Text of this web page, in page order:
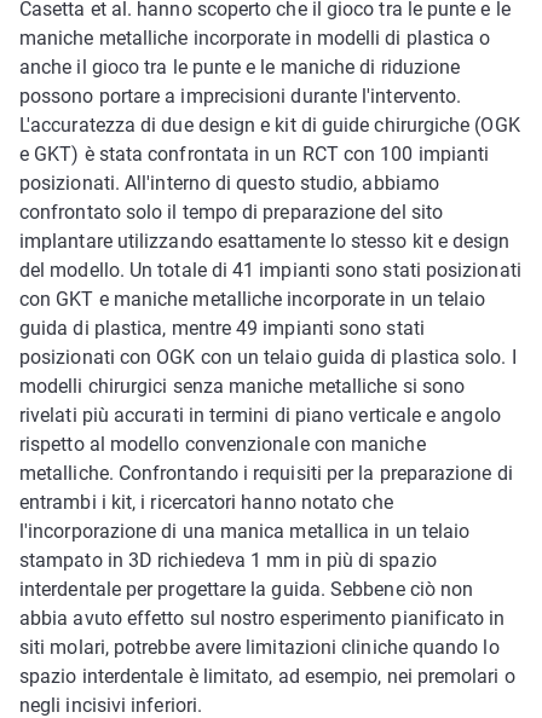
Casetta et al. hanno scoperto che il gioco tra le punte e le
maniche metalliche incorporate in modelli di plastica o
anche il gioco tra le punte e le maniche di riduzione
possono portare a imprecisioni durante l'intervento.
L'accuratezza di due design e kit di guide chirurgiche (OGK
e GKT) è stata confrontata in un RCT con 100 impianti
posizionati. All'interno di questo studio, abbiamo
confrontato solo il tempo di preparazione del sito
implantare utilizzando esattamente lo stesso kit e design
del modello. Un totale di 41 impianti sono stati posizionati
con GKT e maniche metalliche incorporate in un telaio
guida di plastica, mentre 49 impianti sono stati
posizionati con OGK con un telaio guida di plastica solo. I
modelli chirurgici senza maniche metalliche si sono
rivelati più accurati in termini di piano verticale e angolo
rispetto al modello convenzionale con maniche
metalliche. Confrontando i requisiti per la preparazione di
entrambi i kit, i ricercatori hanno notato che
l'incorporazione di una manica metallica in un telaio
stampato in 3D richiedeva 1 mm in più di spazio
interdentale per progettare la guida. Sebbene ciò non
abbia avuto effetto sul nostro esperimento pianificato in
siti molari, potrebbe avere limitazioni cliniche quando lo
spazio interdentale è limitato, ad esempio, nei premolari o
negli incisivi inferiori.